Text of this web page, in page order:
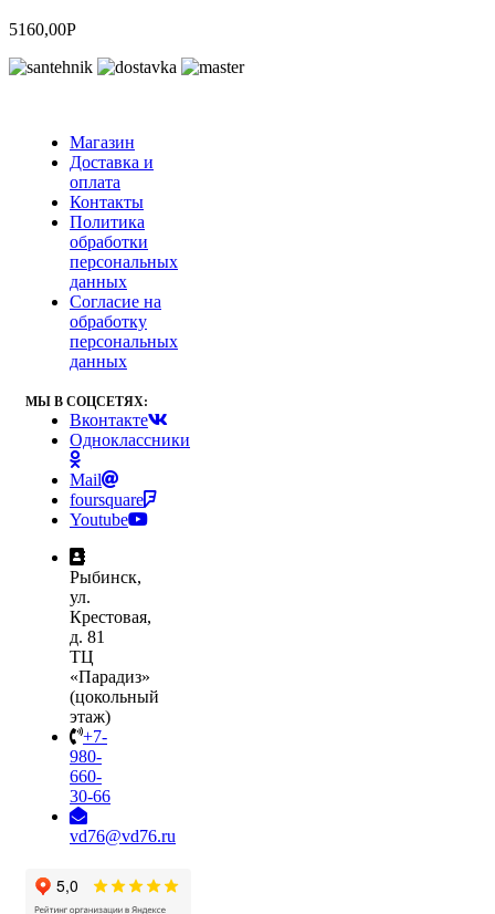
5160,00Р
Магазин
Доставка и
оплата
Контакты
Политика
обработки
персональных
данных
Согласие на
обработку
персональных
данных
МЫ В СОЦСЕТЯХ:
Вконтакте
Одноклассники
Mail
foursquare
Youtube
Рыбинск,
ул.
Крестовая,
д. 81
ТЦ
«Парадиз»
(цокольный
этаж)
+7-
980-
660-
30-66
vd76@vd76.ru